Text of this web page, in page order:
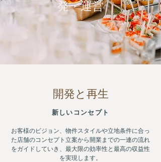
発・運営
開発と再生
新しいコンセプト
お客様のビジョン、物件スタイルや立地条件に合っ
た店舗のコンセプト立案から開業までの一連の流れ
をガイドしていき、最大限の効率性と最高の収益性
を実現します。